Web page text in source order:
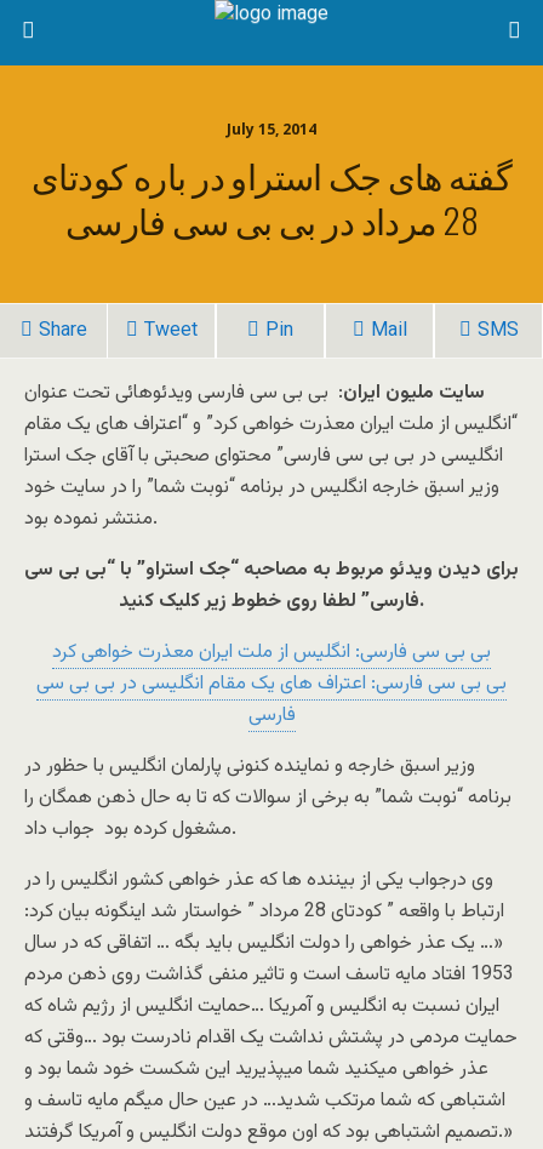
July 15, 2014
گفته های جک استراو در باره کودتای
28 مرداد در بی بی سی فارسی
Share Tweet Pin Mail SMS
سایت ملیون ایران: بی بی سی فارسی ویدئوهائی تحت عنوان
“انگلیس از ملت ایران معذرت خواهی کرد” و “اعتراف های یک مقام
انگلیسی در بی بی سی فارسی” محتوای صحبتی با آقای جک استرا
وزیر اسبق خارجه انگلیس در برنامه “نوبت شما” را در سایت خود
منتشر نموده بود.
برای دیدن ویدئو مربوط به مصاحبه “جک استراو” با “بی بی سی
فارسی” لطفا روی خطوط زیر کلیک کنید.
بی بی سی فارسی: انگلیس از ملت ایران معذرت خواهی کرد
بی بی سی فارسی: اعتراف های یک مقام انگلیسی در بی بی سی
فارسی
وزیر اسبق خارجه و نماینده کنونی پارلمان انگلیس با حظور در
برنامه “نوبت شما” به برخی از سوالات که تا به حال ذهن همگان را
مشغول کرده بود جواب داد.
وی درجواب یکی از بیننده ها که عذر خواهی کشور انگلیس را در
ارتباط با واقعه ” کودتای 28 مرداد ” خواستار شد اینگونه بیان کرد:
«… یک عذر خواهی را دولت انگلیس باید بگه … اتفاقی که در سال
1953 افتاد مایه تاسف است و تاثیر منفی گذاشت روی ذهن مردم
ایران نسبت به انگلیس و آمریکا …حمایت انگلیس از رژیم شاه که
حمایت مردمی در پشتش نداشت یک اقدام نادرست بود …وقتی که
عذر خواهی میکنید شما میپذیرید این شکست خود شما بود و
اشتباهی که شما مرتکب شدید… در عین حال میگم مایه تاسف و
تصمیم اشتباهی بود که اون موقع دولت انگلیس و آمریکا گرفتند.»